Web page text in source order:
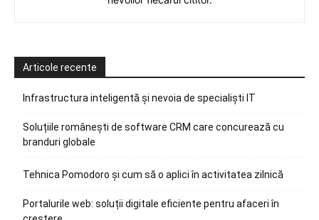
Articole recente
Infrastructura inteligentă și nevoia de specialiști IT
Soluțiile românești de software CRM care concurează cu
branduri globale
Tehnica Pomodoro și cum să o aplici în activitatea zilnică
Portalurile web: soluții digitale eficiente pentru afaceri în